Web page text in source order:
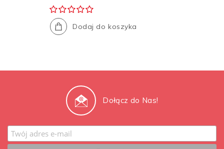
Dodaj do koszyka
Dołącz do Nas!